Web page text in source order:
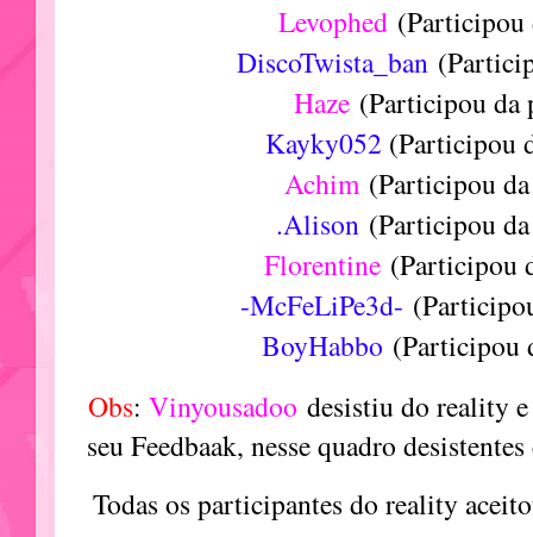
Levophed (Participou
DiscoTwista_ban
Haze (Participou da
Kayky052 (Participou
Achim (Participou
.Alison (Participou
Florentine (Participou
-McFeLiPe3d-
BoyHabbo (Participou
Obs:Vinyousadoo desistiu do reality
seu Feedbaak, nesse quadro
Todas os participantes do reality